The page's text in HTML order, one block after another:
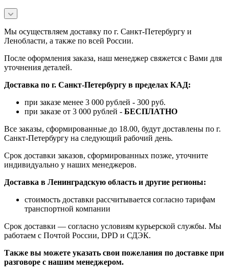
Мы осуществляем доставку по г. Санкт-Петербургу и
Ленобласти, а также по всей России.
После оформления заказа, наш менеджер свяжется с Вами для
уточнения деталей.
Доставка по г. Санкт-Петербургу в пределах КАД:
при заказе менее 3 000 рублей - 300 руб.
при заказе от 3 000 рублей - БЕСПЛАТНО
Все заказы, сформированные до 18.00, будут доставлены по г.
Санкт-Петербургу на следующий рабочий день.
Срок доставки заказов, сформированных позже, уточните
индивидуально у наших менеджеров.
Доставка в Ленинградскую область и другие регионы:
стоимость доставки рассчитывается согласно тарифам
транспортной компании
Срок доставки — согласно условиям курьерской службы. Мы
работаем с Почтой России, DPD и СДЭК.
Также вы можете указать свои пожелания по доставке при
разговоре с нашим менеджером.